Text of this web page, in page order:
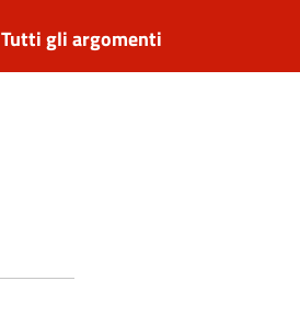
Tutti gli argomenti